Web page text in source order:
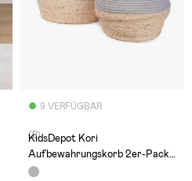
9 VERFÜGBAR
(2)
KidsDepot Kori
Aufbewahrungskorb 2er-Pack,
Grey/Natural